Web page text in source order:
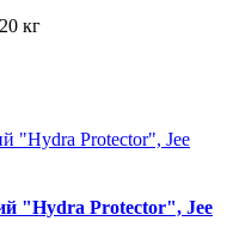
кг
"Hydra Protector", Jee